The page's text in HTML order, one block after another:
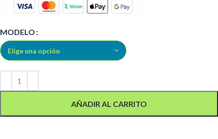
MODELO
AÑADIR AL CARRITO
Alternative: